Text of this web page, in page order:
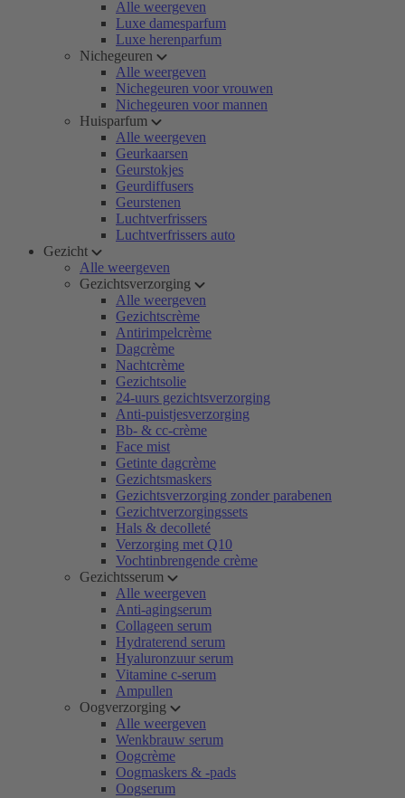
Alle weergeven
Luxe damesparfum
Luxe herenparfum
Nichegeuren
Alle weergeven
Nichegeuren voor vrouwen
Nichegeuren voor mannen
Huisparfum
Alle weergeven
Geurkaarsen
Geurstokjes
Geurdiffusers
Geurstenen
Luchtverfrissers
Luchtverfrissers auto
Gezicht
Alle weergeven
Gezichtsverzorging
Alle weergeven
Gezichtscrème
Antirimpelcrème
Dagcrème
Nachtcrème
Gezichtsolie
24-uurs gezichtsverzorging
Anti-puistjesverzorging
Bb- & cc-crème
Face mist
Getinte dagcrème
Gezichtsmaskers
Gezichtsverzorging zonder parabenen
Gezichtverzorgingssets
Hals & decolleté
Verzorging met Q10
Vochtinbrengende crème
Gezichtsserum
Alle weergeven
Anti-agingserum
Collageen serum
Hydraterend serum
Hyaluronzuur serum
Vitamine c-serum
Ampullen
Oogverzorging
Alle weergeven
Wenkbrauw serum
Oogcrème
Oogmaskers & -pads
Oogserum